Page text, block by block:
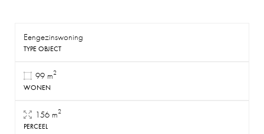
Eengezinswoning
TYPE OBJECT
99 m2
WONEN
156 m2
PERCEEL